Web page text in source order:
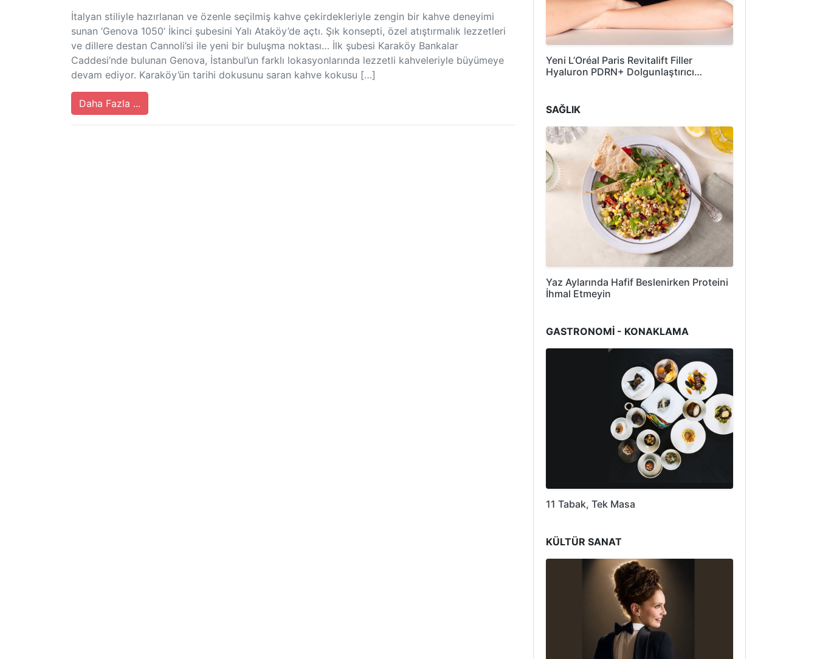
İtalyan stiliyle hazırlanan ve özenle seçilmiş kahve çekirdekleriyle zengin bir kahve deneyimi
sunan ‘Genova 1050’ İkinci şubesini Yalı Ataköy’de açtı. Şık konsepti, özel atıştırmalık lezzetleri
ve dillere destan Cannoli’si ile yeni bir buluşma noktası… İlk şubesi Karaköy Bankalar
Caddesi’nde bulunan Genova, İstanbul’un farklı lokasyonlarında lezzetli kahveleriyle büyümeye
devam ediyor. Karaköy’ün tarihi dokusunu saran kahve kokusu […]
Daha Fazla ...
Yeni L’Oréal Paris Revitalift Filler
Hyaluron PDRN+ Dolgunlaştırıcı…
SAĞLIK
Yaz Aylarında Hafif Beslenirken Proteini
İhmal Etmeyin
GASTRONOMİ - KONAKLAMA
11 Tabak, Tek Masa
KÜLTÜR SANAT